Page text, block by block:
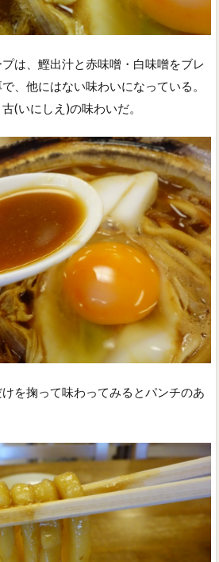
は、鰹出汁と赤味噌・白味噌をブレ
、他にはない味わいになっている。
(いにしえ)の味わいだ。
を掬って味わってみるとパンチのあ